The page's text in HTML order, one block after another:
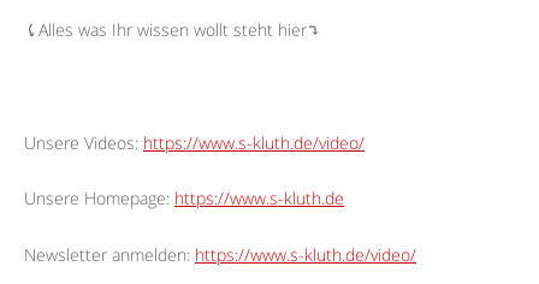
⤹Alles was Ihr wissen wollt steht hier⤵︎
Unsere Videos: https://www.s-kluth.de/video/
Unsere Homepage: https://www.s-kluth.de
Newsletter anmelden: https://www.s-kluth.de/video/